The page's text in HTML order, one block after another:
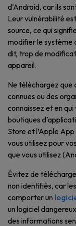
d’Android, car ils
Leur vulnérabilité
source, ce qui
modifier le système
dit, trop de
appareil.
Ne téléchargez que
connues ou des
connaissez et en
boutiques
Store et l’Apple
vous utilisez pour
que vous utilisez
Évitez de
non identifiés, car
comporter un
un logiciel
des informations